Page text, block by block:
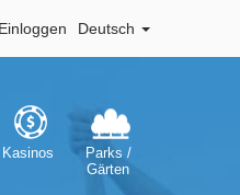
Einloggen Deutsch
Kasinos
Parks /
Gärten